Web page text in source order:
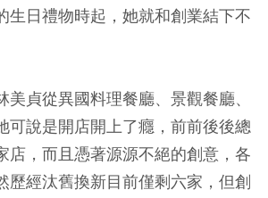
生日禮物時起，她就和創業結下不
貞從異國料理餐廳、景觀餐廳、
可說是開店開上了癮，前前後後總
店，而且憑著源源不絕的創意，各
歷經汰舊換新目前僅剩六家，但創